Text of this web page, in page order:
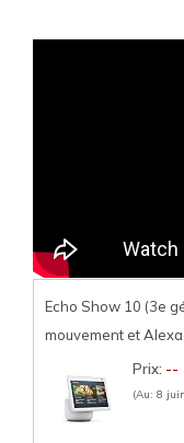
Echo Show 10 (3e
mouvement et
Prix: --
(Au: 8